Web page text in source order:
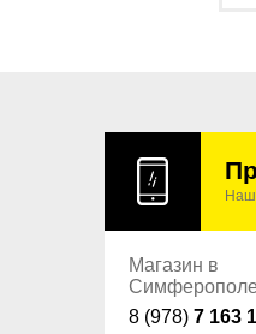
Наш
Магазин в
8 (978) 7 163